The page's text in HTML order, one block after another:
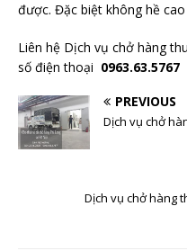
được. Đặc biệt không hề
Liên hệ Dịch vụ chở hàng
số điện thoại 0963.63.5767
PREVIOUS
Dịch vụ chở
Dịch vụ chở hàng